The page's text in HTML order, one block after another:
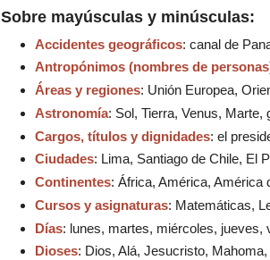
Sobre mayúsculas y minúsculas:
Accidentes geográficos: canal de
Antropónimos (nombres de
Áreas y regiones: Unión Europea,
Astronomía: Sol, Tierra, Venus, Marte,
Cargos, títulos y dignidades: el
Ciudades: Lima, Santiago de Chile, El
Continentes: África, América, América
Cursos y asignaturas: Matemáticas,
Días: lunes, martes, miércoles, jueves,
Dioses: Dios, Alá, Jesucristo,